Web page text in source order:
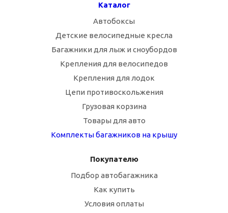
Каталог
Автобоксы
Детские велосипедные кресла
Багажники для лыж и сноубордов
Крепления для велосипедов
Крепления для лодок
Цепи противоскольжения
Грузовая корзина
Товары для авто
Комплекты багажников на крышу
Покупателю
Подбор автобагажника
Как купить
Условия оплаты